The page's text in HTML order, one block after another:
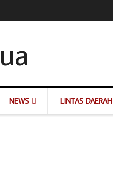
NEWS LINTAS DAERAH